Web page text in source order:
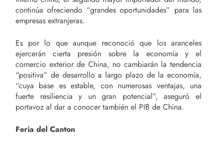
continúa ofreciendo “grandes oportunidades” para las
empresas extranjeras.
Es por lo que aunque reconoció que los aranceles
ejercerán cierta presión sobre la economía y el
comercio exterior de China, no cambiarán la tendencia
“positiva” de desarrollo a largo plazo de la economía,
“cuya base es estable, con numerosas ventajas, una
fuerte resiliencia y un gran potencial”, aseguró el
portavoz al dar a conocer también el PIB de China.
Feria del Canton